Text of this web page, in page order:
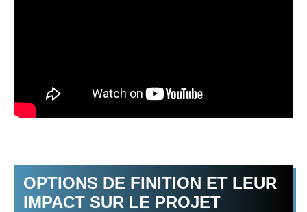
OPTIONS DE FINITION ET LEUR
IMPACT SUR LE PROJET